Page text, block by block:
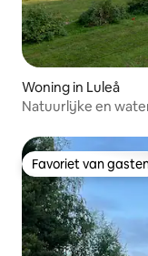
Woning in Luleå
Natuurlijke en
Favoriet van
Favoriet van